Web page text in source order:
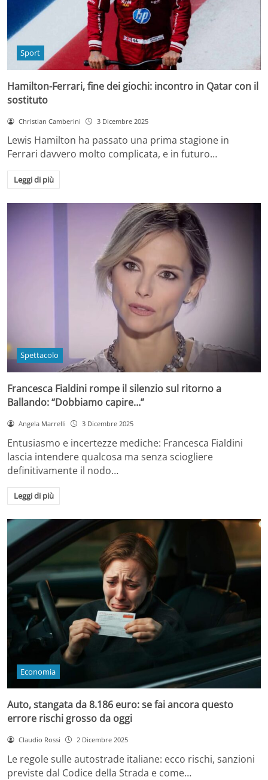
Sport
Hamilton-Ferrari, fine dei giochi: incontro in Qatar con il
sostituto
Christian Camberini 3 Dicembre 2025
Lewis Hamilton ha passato una prima stagione in
Ferrari davvero molto complicata, e in futuro…
Leggi di più
Spettacolo
Francesca Fialdini rompe il silenzio sul ritorno a
Ballando: “Dobbiamo capire…”
Angela Marrelli 3 Dicembre 2025
Entusiasmo e incertezze mediche: Francesca Fialdini
lascia intendere qualcosa ma senza sciogliere
definitivamente il nodo…
Leggi di più
Economia
Auto, stangata da 8.186 euro: se fai ancora questo
errore rischi grosso da oggi
Claudio Rossi 2 Dicembre 2025
Le regole sulle autostrade italiane: ecco rischi, sanzioni
previste dal Codice della Strada e come…